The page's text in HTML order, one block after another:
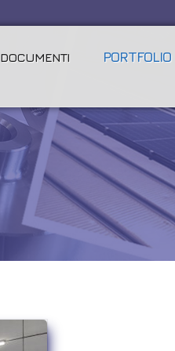
DOCUMENTI PORTFOLIO